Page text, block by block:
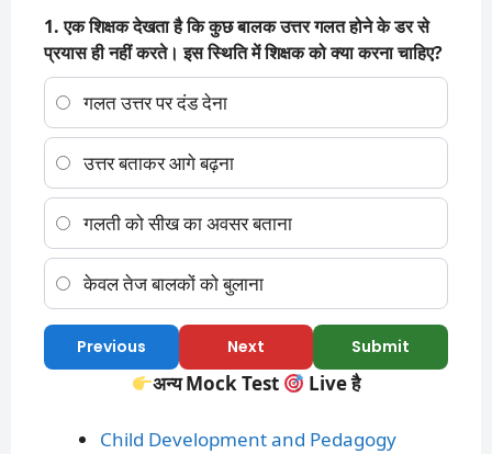
1. एक शिक्षक देखता है कि कुछ बालक उत्तर गलत होने के डर से
प्रयास ही नहीं करते। इस स्थिति में शिक्षक को क्या करना चाहिए?
गलत उत्तर पर दंड देना
उत्तर बताकर आगे बढ़ना
गलती को सीख का अवसर बताना
केवल तेज बालकों को बुलाना
Previous Next Submit
अन्य Mock Test Live है
Child Development and Pedagogy